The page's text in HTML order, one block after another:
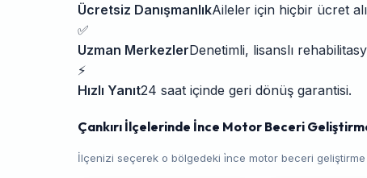
Ücretsiz DanışmanlıkAileler için hiçbir ücret
✅
Uzman MerkezlerDenetimli, lisanslı
⚡
Hızlı Yanıt24 saat içinde geri dönüş garantisi.
Çankırı İlçelerinde İnce Motor Beceri
İlçenizi seçerek o bölgedeki i̇nce motor beceri geliştirme